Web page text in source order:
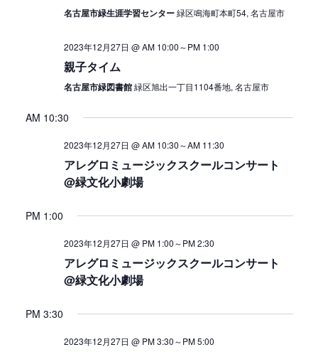
名古屋市緑生涯学習センター緑区鳴海町本町54, 名古屋市
2023年12月27日 @ AM 10:00～PM 1:00
親子タイム
名古屋市緑図書館緑区旭出一丁目1104番地, 名古屋市
AM 10:30
2023年12月27日 @ AM 10:30～AM 11:30
アレグロミュージックスクールコンサート
@緑文化小劇場
PM 1:00
2023年12月27日 @ PM 1:00～PM 2:30
アレグロミュージックスクールコンサート
@緑文化小劇場
PM 3:30
2023年12月27日 @ PM 3:30～PM 5:00